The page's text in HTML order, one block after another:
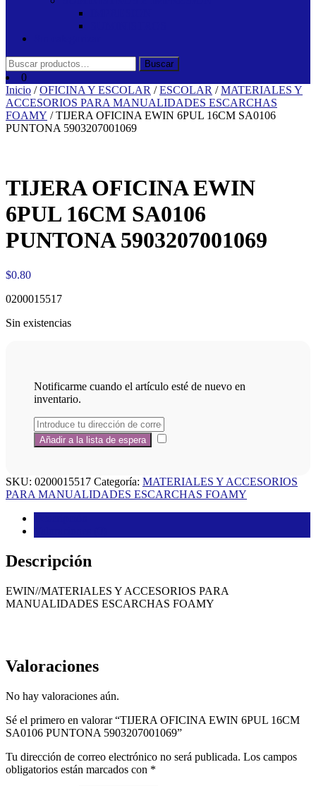
Buscar
por:
Buscar
0
Inicio /OFICINA Y ESCOLAR /ESCOLAR /MATERIALES Y
ACCESORIOS PARA MANUALIDADES ESCARCHAS
FOAMY / TIJERA OFICINA EWIN 6PUL 16CM SA0106
PUNTONA 5903207001069
TIJERA OFICINA EWIN
6PUL 16CM SA0106
PUNTONA 5903207001069
$0.80
0200015517
Sin existencias
Notificarme cuando el artículo esté de nuevo en
inventario.
SKU: 0200015517 Categoría: MATERIALES Y ACCESORIOS
PARA MANUALIDADES ESCARCHAS FOAMY
Descripción
EWIN//MATERIALES Y ACCESORIOS PARA
MANUALIDADES ESCARCHAS FOAMY
Valoraciones
No hay valoraciones aún.
Sé el primero en valorar “TIJERA OFICINA EWIN 6PUL 16CM
SA0106 PUNTONA 5903207001069”
Tu dirección de correo electrónico no será publicada. Los campos
obligatorios están marcados con *